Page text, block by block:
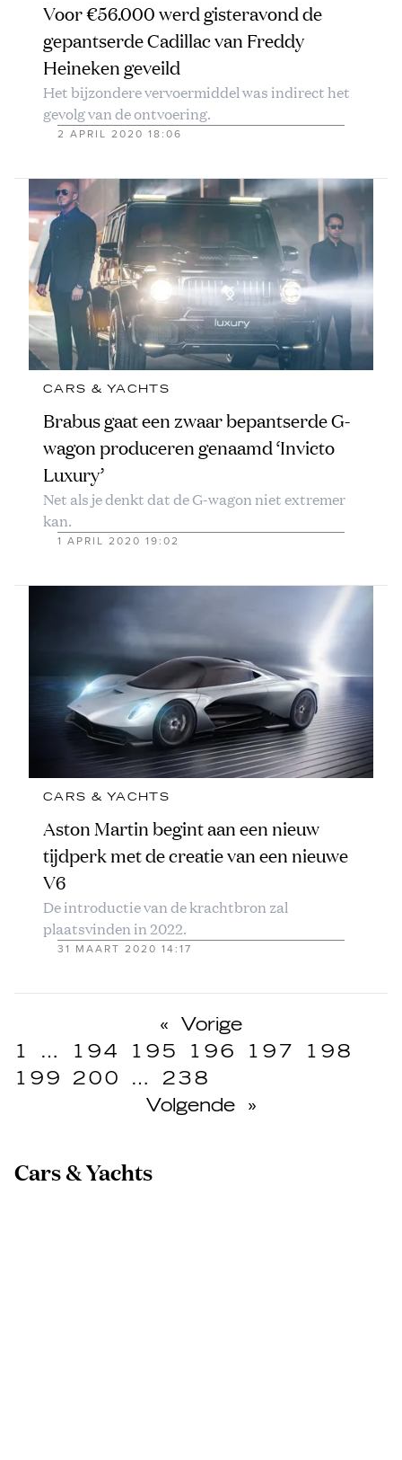
Voor €56.000 werd gisteravond de
gepantserde Cadillac van Freddy
Heineken geveild
Het bijzondere vervoermiddel was indirect het
gevolg van de ontvoering.
2 APRIL 2020 18:06
CARS & YACHTS
Brabus gaat een zwaar bepantserde G-
wagon produceren genaamd ‘Invicto
Luxury’
Net als je denkt dat de G-wagon niet extremer
kan.
1 APRIL 2020 19:02
CARS & YACHTS
Aston Martin begint aan een nieuw
tijdperk met de creatie van een nieuwe
V6
De introductie van de krachtbron zal
plaatsvinden in 2022.
31 MAART 2020 14:17
«
Vorige
1
… 194 195 196 197
198
199
200 …
238
Volgende
»
Cars & Yachts